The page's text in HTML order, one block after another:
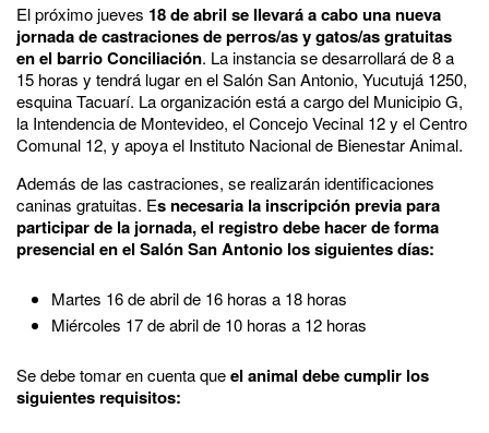
El próximo jueves 18 de abril se llevará a cabo una nueva
jornada de castraciones de perros/as y gatos/as gratuitas
en el barrio Conciliación. La instancia se desarrollará de 8 a
15 horas y tendrá lugar en el Salón San Antonio, Yucutujá 1250,
esquina Tacuarí. La organización está a cargo del Municipio G,
la Intendencia de Montevideo, el Concejo Vecinal 12 y el Centro
Comunal 12, y apoya el Instituto Nacional de Bienestar Animal.
Además de las castraciones, se realizarán identificaciones
caninas gratuitas. Es necesaria la inscripción previa para
participar de la jornada, el registro debe hacer de forma
presencial en el Salón San Antonio los siguientes días:
Martes 16 de abril de 16 horas a 18 horas
Miércoles 17 de abril de 10 horas a 12 horas
Se debe tomar en cuenta queel animal debe cumplir los
siguientes requisitos: